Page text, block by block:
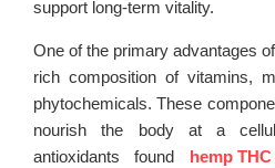
support long-term vitality.
One of the primary advantages
rich composition of vitamins,
phytochemicals. These
nourish the body at a
antioxidants found hemp